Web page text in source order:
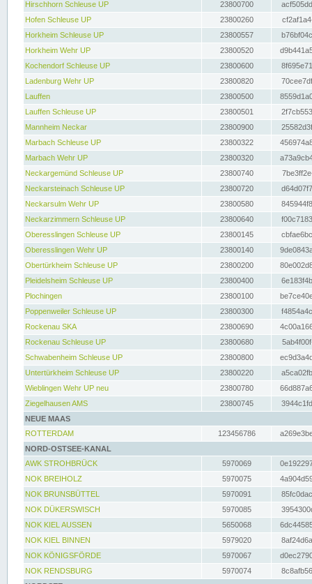
Hirschhorn Schleuse UP
23800700
Hofen Schleuse UP
23800260
Horkheim Schleuse UP
23800557
Horkheim Wehr UP
23800520
Kochendorf Schleuse UP
23800600
Ladenburg Wehr UP
23800820
Lauffen
23800500
Lauffen Schleuse UP
23800501
Mannheim Neckar
23800900
Marbach Schleuse UP
23800322
Marbach Wehr UP
23800320
Neckargemünd Schleuse UP
23800740
Neckarsteinach Schleuse UP
23800720
Neckarsulm Wehr UP
23800580
Neckarzimmern Schleuse UP
23800640
Oberesslingen Schleuse UP
23800145
Oberesslingen Wehr UP
23800140
Obertürkheim Schleuse UP
23800200
Pleidelsheim Schleuse UP
23800400
Plochingen
23800100
Poppenweiler Schleuse UP
23800300
Rockenau SKA
23800690
Rockenau Schleuse UP
23800680
Schwabenheim Schleuse UP
23800800
Untertürkheim Schleuse UP
23800220
Wieblingen Wehr UP neu
23800780
Ziegelhausen AMS
23800745
NEUE MAAS
ROTTERDAM
123456786
NORD-OSTSEE-KANAL
AWK STROHBRÜCK
5970069
NOK BREIHOLZ
5970075
NOK BRUNSBÜTTEL
5970091
NOK DÜKERSWISCH
5970085
NOK KIEL AUSSEN
5650068
NOK KIEL BINNEN
5979020
NOK KÖNIGSFÖRDE
5970067
NOK RENDSBURG
5970074